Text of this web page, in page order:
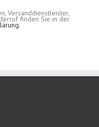
Versanddienstleister,
finden Sie in der
.